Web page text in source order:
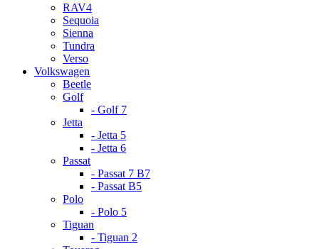
RAV4
Sequoia
Sienna
Tundra
Verso
Volkswagen
Beetle
Golf
- Golf 7
Jetta
- Jetta 5
- Jetta 6
Passat
- Passat 7 B7
- Passat B5
Polo
- Polo 5
Tiguan
- Tiguan 2